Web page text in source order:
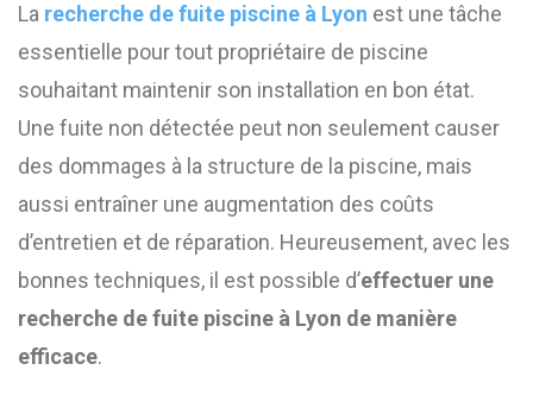
La recherche de fuite piscine à Lyon est une tâche
essentielle pour tout propriétaire de piscine
souhaitant maintenir son installation en bon état.
Une fuite non détectée peut non seulement causer
des dommages à la structure de la piscine, mais
aussi entraîner une augmentation des coûts
d’entretien et de réparation. Heureusement, avec les
bonnes techniques, il est possible d’effectuer une
recherche de fuite piscine à Lyon de manière
efficace.